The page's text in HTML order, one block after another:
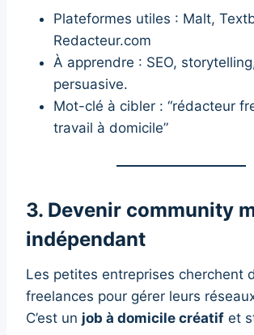
Plateformes utiles : Malt,
Redacteur.com
À apprendre : SEO,
persuasive.
Mot-clé à cibler : “rédacteur
travail à domicile”
3. Devenir community
indépendant
Les petites entreprises cherchent
freelances pour gérer leurs
C’est un job à domicile créatif et